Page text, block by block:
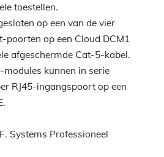
toestellen.
op een van de vier
poorten op een Cloud DCM1
afgeschermde Cat-5-kabel.
kunnen in serie
RJ45-ingangspoort op een
Systems Professioneel